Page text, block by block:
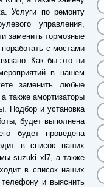
Услуги по ремонту
управления,
заменить тормозные
с мостами
Как бы это ни
в нашем
заменить любые
также амортизаторы
Подбор и установка
будет выполнена
будет проведена
в список наших
suzuki xl7, а также
в список наших
и выяснить